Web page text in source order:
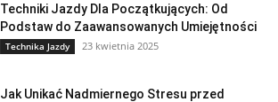
Techniki Jazdy Dla Początkujących: Od
Podstaw do Zaawansowanych Umiejętności
Technika Jazdy 23 kwietnia 2025
Jak Unikać Nadmiernego Stresu przed